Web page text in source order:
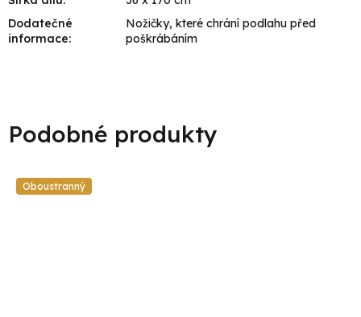
Dodatečné
informace:
Nožičky, které chrání podlahu před
poškrábáním
Oboustranný